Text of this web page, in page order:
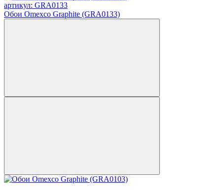
артикул: GRA0133
Обои Omexco Graphite (GRA0133)